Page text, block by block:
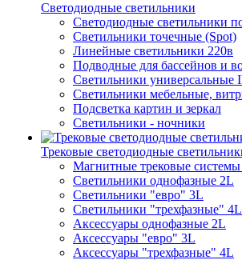
Светодиодные светильники
Светодиодные светильники
Светильники точечные (Spot)
Линейные светильники 220в
Подводные для бассейнов и
Светильники универсальные
Светильники мебельные,
Подсветка картин и зеркал
Светильники - ночники
Трековые светодиодные
Магнитные трековые
Светильники однофазные 2L
Светильники "евро" 3L
Светильники "трехфазные" 4L
Аксессуары однофазные 2L
Аксессуары "евро" 3L
Аксессуары "трехфазные" 4L